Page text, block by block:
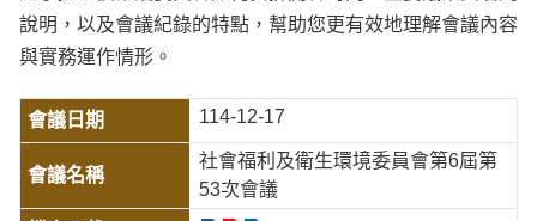
說明，以及會議紀錄的特點，幫助您更有效地理解會議內容
與實務運作情形。
114-12-17
社會福利及衛生環境委員會第6屆第
53次會議